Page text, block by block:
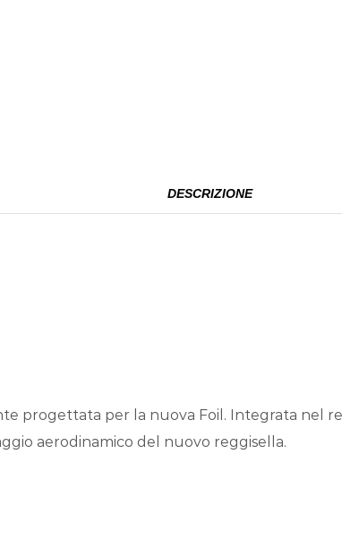
DESCRIZIONE
progettata per la nuova Foil. Integrata nel
aerodinamico del nuovo reggisella.